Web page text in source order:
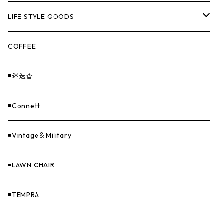
EX-GATE（エクスゲート）
Others（その他）
UNITIUM.
THE UNFORM STORE オリジナル
クッカー＆カトラリー
バーナー
焚火
寝具
ファニチャー
収納
ナイフ＆アックス
TOPS
PANTS
CAP
GOODS
バンダナ＆手ぬぐい
LIFE STYLE GOODS
ステッカー
COFFEE
◾️迷迭香
◾️Connett
◾️Vintage＆Military
◾️LAWN CHAIR
◾️TEMPRA